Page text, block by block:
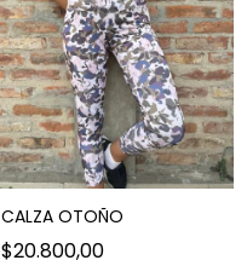
CALZA OTOÑO
$20.800,00